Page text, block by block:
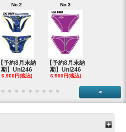
No.2
【予約8月末納
期】Uni246
6,900円(税込)
No.3
【予約8月末納
期】Uni246
6,900円(税込)
>